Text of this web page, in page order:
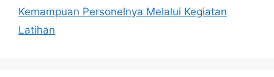
Kemampuan Personelnya Melalui Kegiatan
Latihan